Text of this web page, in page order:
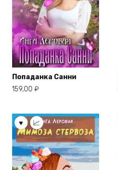
Попаданка Санни
159,00 ₽